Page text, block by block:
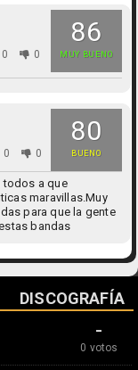
86
MUY BUENO
0 0
80
BUENO
0 0
todos a que
maravillas.Muy
para que la gente
bandas
DISCOGRAFÍA
-
0 votos